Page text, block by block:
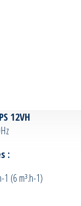
12VH
:
1 (6 m³.h-1)